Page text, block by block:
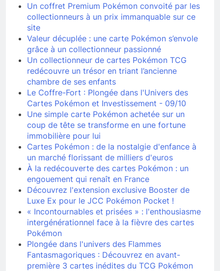
Un coffret Premium Pokémon convoité par les
collectionneurs à un prix immanquable sur ce
site
Valeur décuplée : une carte Pokémon s’envole
grâce à un collectionneur passionné
Un collectionneur de cartes Pokémon TCG
redécouvre un trésor en triant l’ancienne
chambre de ses enfants
Le Coffre-Fort : Plongée dans l'Univers des
Cartes Pokémon et Investissement - 09/10
Une simple carte Pokémon achetée sur un
coup de tête se transforme en une fortune
immobilière pour lui
Cartes Pokémon : de la nostalgie d'enfance à
un marché florissant de milliers d'euros
À la redécouverte des cartes Pokémon : un
engouement qui renaît en France
Découvrez l'extension exclusive Booster de
Luxe Ex pour le JCC Pokémon Pocket !
« Incontournables et prisées » : l'enthousiasme
intergénérationnel face à la fièvre des cartes
Pokémon
Plongée dans l'univers des Flammes
Fantasmagoriques : Découvrez en avant-
première 3 cartes inédites du TCG Pokémon